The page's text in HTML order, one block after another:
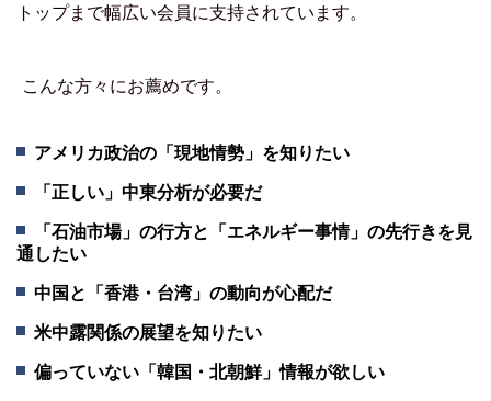
トップまで幅広い会員に支持されています。
こんな方々にお薦めです。
アメリカ政治の「現地情勢」を知りたい
「正しい」中東分析が必要だ
「石油市場」の行方と「エネルギー事情」の先行きを見
通したい
中国と「香港・台湾」の動向が心配だ
米中露関係の展望を知りたい
偏っていない「韓国・北朝鮮」情報が欲しい